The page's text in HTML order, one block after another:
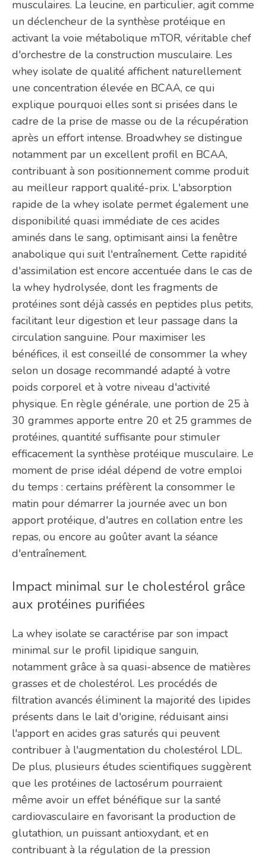
musculaires. La leucine, en particulier, agit comme
un déclencheur de la synthèse protéique en
activant la voie métabolique mTOR, véritable chef
d'orchestre de la construction musculaire. Les
whey isolate de qualité affichent naturellement
une concentration élevée en BCAA, ce qui
explique pourquoi elles sont si prisées dans le
cadre de la prise de masse ou de la récupération
après un effort intense. Broadwhey se distingue
notamment par un excellent profil en BCAA,
contribuant à son positionnement comme produit
au meilleur rapport qualité-prix. L'absorption
rapide de la whey isolate permet également une
disponibilité quasi immédiate de ces acides
aminés dans le sang, optimisant ainsi la fenêtre
anabolique qui suit l'entraînement. Cette rapidité
d'assimilation est encore accentuée dans le cas de
la whey hydrolysée, dont les fragments de
protéines sont déjà cassés en peptides plus petits,
facilitant leur digestion et leur passage dans la
circulation sanguine. Pour maximiser les
bénéfices, il est conseillé de consommer la whey
selon un dosage recommandé adapté à votre
poids corporel et à votre niveau d'activité
physique. En règle générale, une portion de 25 à
30 grammes apporte entre 20 et 25 grammes de
protéines, quantité suffisante pour stimuler
efficacement la synthèse protéique musculaire. Le
moment de prise idéal dépend de votre emploi
du temps : certains préfèrent la consommer le
matin pour démarrer la journée avec un bon
apport protéique, d'autres en collation entre les
repas, ou encore au goûter avant la séance
d'entraînement.
Impact minimal sur le cholestérol grâce
aux protéines purifiées
La whey isolate se caractérise par son impact
minimal sur le profil lipidique sanguin,
notamment grâce à sa quasi-absence de matières
grasses et de cholestérol. Les procédés de
filtration avancés éliminent la majorité des lipides
présents dans le lait d'origine, réduisant ainsi
l'apport en acides gras saturés qui peuvent
contribuer à l'augmentation du cholestérol LDL.
De plus, plusieurs études scientifiques suggèrent
que les protéines de lactosérum pourraient
même avoir un effet bénéfique sur la santé
cardiovasculaire en favorisant la production de
glutathion, un puissant antioxydant, et en
contribuant à la régulation de la pression